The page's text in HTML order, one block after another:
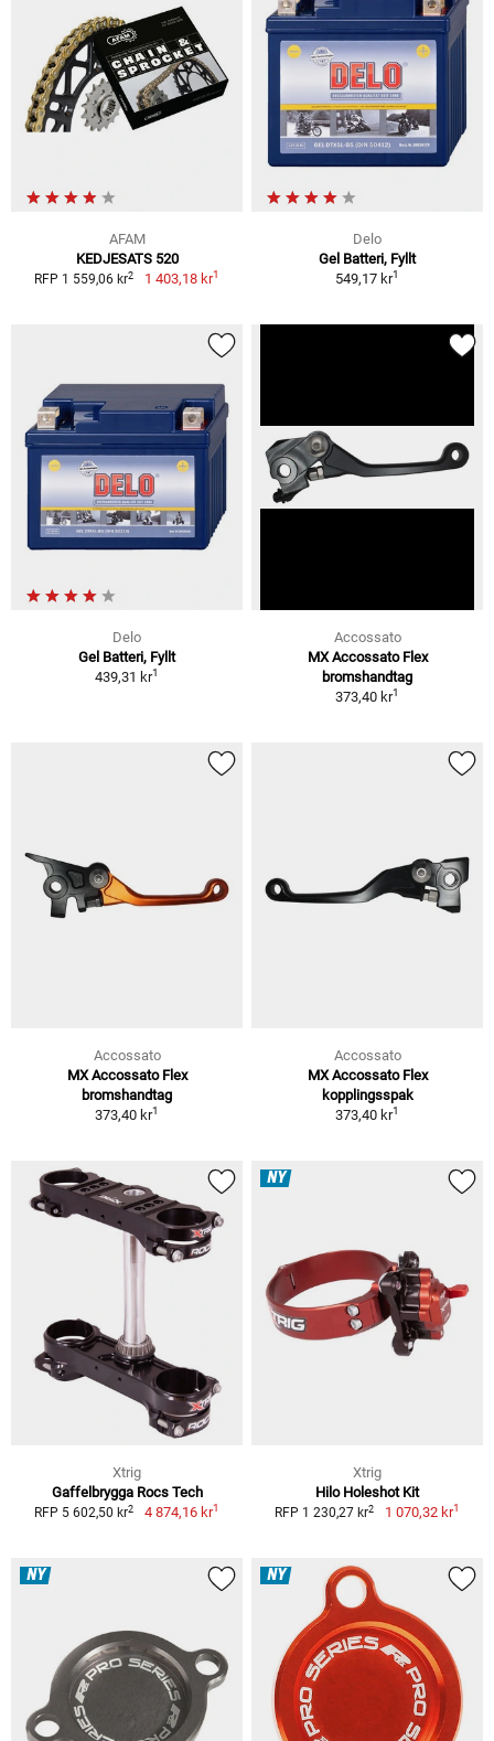
AFAM
KEDJESATS 520
RFP 1 559,06 kr2 1 403,18 kr1
Delo
Gel Batteri, Fyllt
549,17 kr1
Delo
Gel Batteri, Fyllt
439,31 kr1
Accossato
MX Accossato Flex
bromshandtag
373,40 kr1
Accossato
MX Accossato Flex
bromshandtag
373,40 kr1
Accossato
MX Accossato Flex
kopplingsspak
373,40 kr1
Xtrig
Gaffelbrygga Rocs Tech
RFP 5 602,50 kr2 4 874,16 kr1
NY
Xtrig
Hilo Holeshot Kit
RFP 1 230,27 kr2 1 070,32 kr1
NY NY